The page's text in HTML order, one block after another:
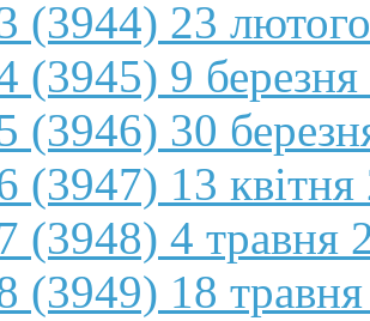
(3944) 23
(3945) 9 березня
(3946) 30
(3947) 13 квітня
(3948) 4 травня
(3949) 18